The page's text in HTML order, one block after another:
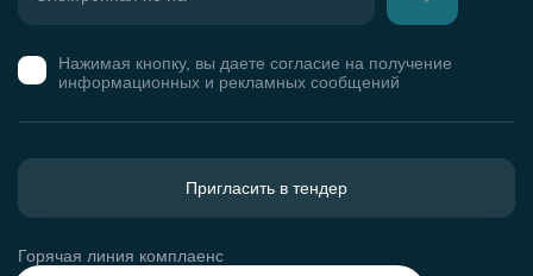
Нажимая кнопку, вы даете согласие на получение
информационных и рекламных сообщений
Горячая линия комплаенс
Пригласить в тендер